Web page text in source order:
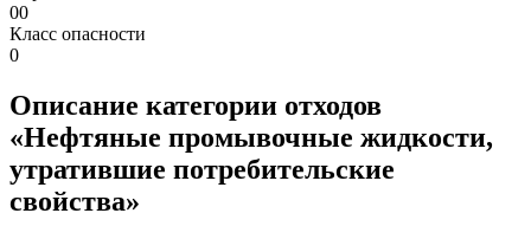
00
Класс опасности
0
Описание категории отходов
«Нефтяные промывочные жидкости,
утратившие потребительские
свойства»